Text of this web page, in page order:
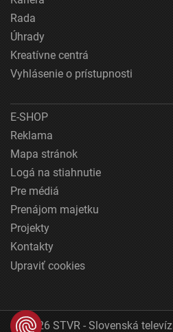
Rada
Úhrady
Kreatívne centrá
Vyhlásenie o prístupnosti
E-SHOP
Reklama
Mapa stránok
Logá na stiahnutie
Pre médiá
Prenájom majetku
Projekty
Kontakty
Upraviť cookies
© 2026 STVR - Slovenská